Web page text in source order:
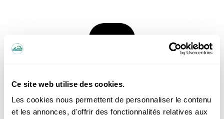
Ce site web utilise des cookies.
Les cookies nous permettent de personnaliser le contenu
et les annonces, d'offrir des fonctionnalités relatives aux